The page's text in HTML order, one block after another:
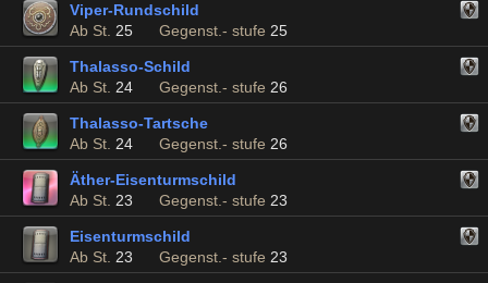
Viper-Rundschild
Ab St. 25 Gegenst.- stufe 25
Thalasso-Schild
Ab St. 24 Gegenst.- stufe 26
Thalasso-Tartsche
Ab St. 24 Gegenst.- stufe 26
Äther-Eisenturmschild
Ab St. 23 Gegenst.- stufe 23
Eisenturmschild
Ab St. 23 Gegenst.- stufe 23